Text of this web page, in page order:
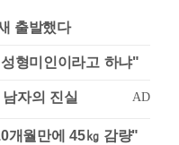
출발했다
형미인이라고 하냐"
개월만에 45㎏ 감량"